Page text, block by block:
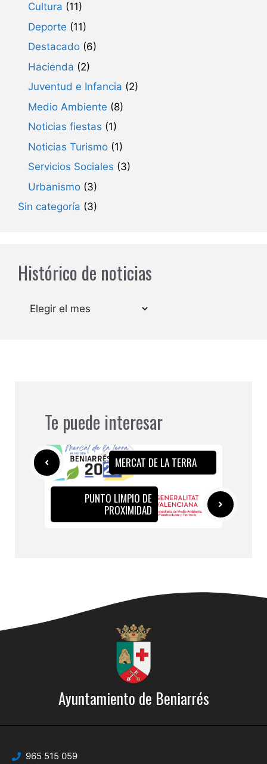
Cultura (11)
Deporte (11)
Destacado (6)
Hacienda (2)
Juventud e Infancia (2)
Medio Ambiente (8)
Noticias fiestas (1)
Noticias Turismo (1)
Servicios Sociales (3)
Urbanismo (3)
Sin categoría (3)
Histórico de noticias
Archivos
Te puede interesar
MERCAT DE LA TERRA
PUNTO LIMPIO DE
PROXIMIDAD
Ayuntamiento de Beniarrés
965 515 059